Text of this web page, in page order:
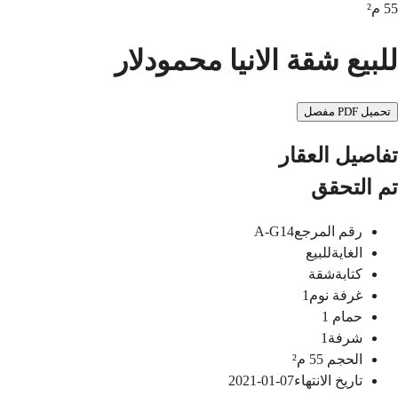
55 م²
للبيع شقة الانيا محمودلار
تحميل PDF مفصل
تفاصيل العقار
تم التحقق
رقم المرجعA-G14
الغايةللبيع
كتابةشقة
غرفة نوم 1
حمام 1
شرفة 1
الحجم 55 م²
تاريخ الانتهاء07-01-2021